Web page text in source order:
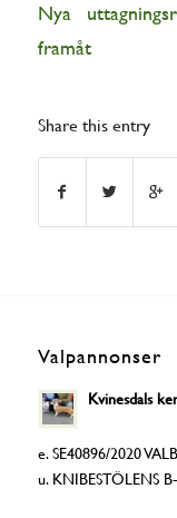
Nya
framåt
Share this entry
Valpannonser
Kvinesdals
e. SE40896/2020
u. KNIBESTÖLENS